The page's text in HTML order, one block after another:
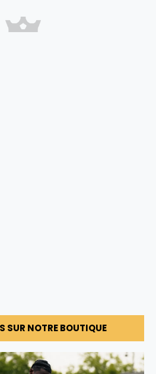
SUR NOTRE BOUTIQUE